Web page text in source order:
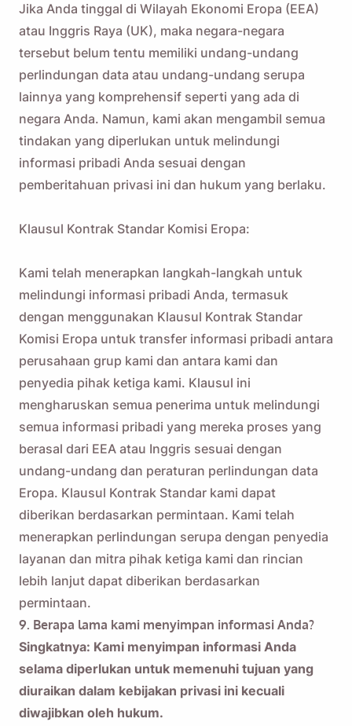
Jika Anda tinggal di Wilayah Ekonomi Eropa (EEA)
atau Inggris Raya (UK), maka negara-negara
tersebut belum tentu memiliki undang-undang
perlindungan data atau undang-undang serupa
lainnya yang komprehensif seperti yang ada di
negara Anda. Namun, kami akan mengambil semua
tindakan yang diperlukan untuk melindungi
informasi pribadi Anda sesuai dengan
pemberitahuan privasi ini dan hukum yang berlaku.
Klausul Kontrak Standar Komisi Eropa:
Kami telah menerapkan langkah-langkah untuk
melindungi informasi pribadi Anda, termasuk
dengan menggunakan Klausul Kontrak Standar
Komisi Eropa untuk transfer informasi pribadi antara
perusahaan grup kami dan antara kami dan
penyedia pihak ketiga kami. Klausul ini
mengharuskan semua penerima untuk melindungi
semua informasi pribadi yang mereka proses yang
berasal dari EEA atau Inggris sesuai dengan
undang-undang dan peraturan perlindungan data
Eropa. Klausul Kontrak Standar kami dapat
diberikan berdasarkan permintaan. Kami telah
menerapkan perlindungan serupa dengan penyedia
layanan dan mitra pihak ketiga kami dan rincian
lebih lanjut dapat diberikan berdasarkan
permintaan.
9. Berapa lama kami menyimpan informasi Anda?
Singkatnya: Kami menyimpan informasi Anda
selama diperlukan untuk memenuhi tujuan yang
diuraikan dalam kebijakan privasi ini kecuali
diwajibkan oleh hukum.